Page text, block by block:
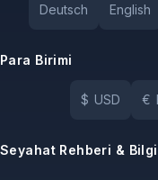
Deutsch English
Para Birimi
$ USD €
Seyahat Rehberi &